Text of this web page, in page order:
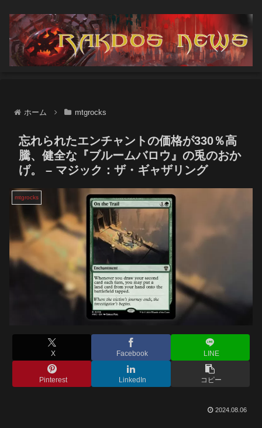
ホーム mtgrocks
忘れられたエンチャントの価格が330％高
騰、健全な『ブルームバロウ』の兎のおか
げ。 – マジック：ザ・ギャザリング
mtgrocks
X Facebook LINE
Pinterest LinkedIn コピー
2024.08.06